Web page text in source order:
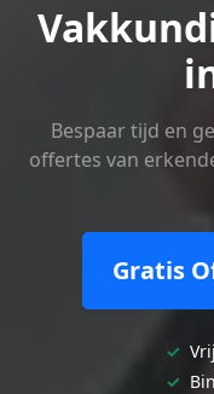
Bespaar tijd en
offertes van
Gratis
✓
✓